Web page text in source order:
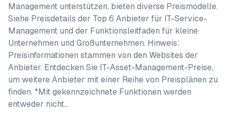
Management unterstützen, bieten diverse Preismodelle.
Siehe Preisdetails der Top 6 Anbieter für IT-Service-
Management und der Funktionsleitfaden für kleine
Unternehmen und Großunternehmen. Hinweis:
Preisinformationen stammen von den Websites der
Anbieter. Entdecken Sie IT-Asset-Management-Preise,
um weitere Anbieter mit einer Reihe von Preisplänen zu
finden. *Mit gekennzeichnete Funktionen werden
entweder nicht…